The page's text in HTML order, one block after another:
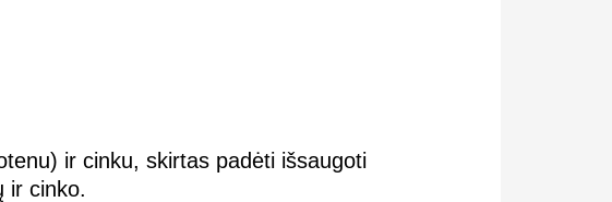
ir cinku, skirtas padėti išsaugoti
ir cinko.